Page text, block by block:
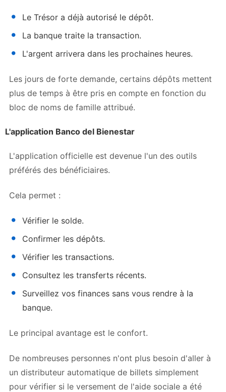
Le Trésor a déjà autorisé le dépôt.
La banque traite la transaction.
L'argent arrivera dans les prochaines heures.
Les jours de forte demande, certains dépôts mettent
plus de temps à être pris en compte en fonction du
bloc de noms de famille attribué.
L'application Banco del Bienestar
L'application officielle est devenue l'un des outils
préférés des bénéficiaires.
Cela permet :
Vérifier le solde.
Confirmer les dépôts.
Vérifier les transactions.
Consultez les transferts récents.
Surveillez vos finances sans vous rendre à la
banque.
Le principal avantage est le confort.
De nombreuses personnes n'ont plus besoin d'aller à
un distributeur automatique de billets simplement
pour vérifier si le versement de l'aide sociale a été